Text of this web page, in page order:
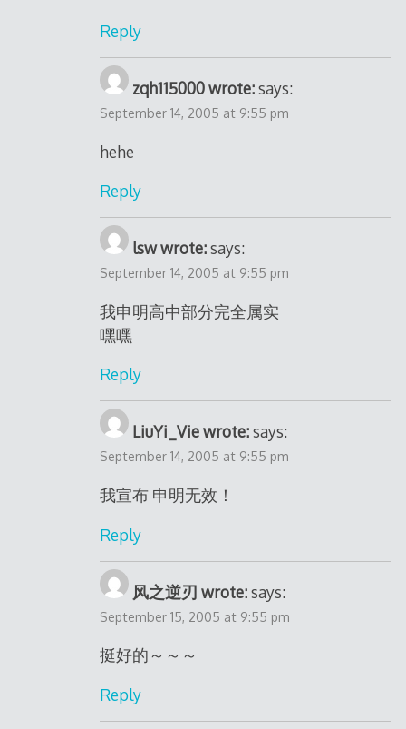
Reply
zqh115000 wrote: says:
September 14, 2005 at 9:55 pm
hehe
Reply
lsw wrote: says:
September 14, 2005 at 9:55 pm
我申明高中部分完全属实
嘿嘿
Reply
LiuYi_Vie wrote: says:
September 14, 2005 at 9:55 pm
我宣布 申明无效！
Reply
风之逆刃 wrote: says:
September 15, 2005 at 9:55 pm
挺好的～～～
Reply